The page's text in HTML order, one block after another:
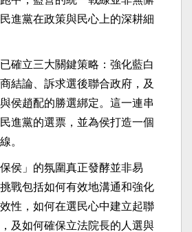
進黨在政策與民心上的深耕細
確立三大關鍵策略：強化藍白
結論、訴求選後聯合政府，及
侯趙配的勝選綁定。這一連串
進黨的選票，並為侯打造一個
。
侯」的氛圍真正發酵並非易
戰包括如何有效地溝通和強化
性，如何在選民心中建立起聯
及如何確保立法院長的人選與